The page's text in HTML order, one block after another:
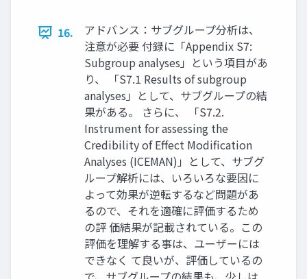
16.
アドバンス：サブグループ分析は、
注意が必要 付録に「Appendix S7:
Subgroup analyses」という項目があ
り、 「S7.1 Results of subgroup
analyses」として、サブグループの結
果がある。 さらに、 「S7.2.
Instrument for assessing the
Credibility of Effect Modification
Analyses (ICEMAN)」として、サブグ
ループ解析には、いろいろな要因に
よって効果が逆転するなど問題があ
るので、それを適確に評価するため
の評 価結果が記載されている。この
評価を理解する事は、ユーザーには
できなく て良いが、評価しているの